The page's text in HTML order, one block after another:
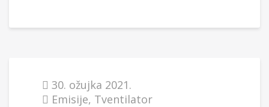
30. ožujka 2021.
Emisije, Tventilator